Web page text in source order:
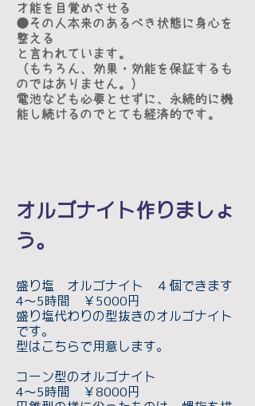
才能を目覚めさせる
●その人本来のあるべき状態に身心を
整える
と言われています。
（もちろん、効果・効能を保証するも
のではありません。）
電池なども必要とせずに、永続的に機
能し続けるのでとても経済的です。
オルゴナイト作りましょ
う。
盛り塩 オルゴナイト ４個できます
4～5時間 ￥5000円
盛り塩代わりの型抜きのオルゴナイト
です。
型はこちらで用意します。
コーン型のオルゴナイト
4～5時間 ￥8000円